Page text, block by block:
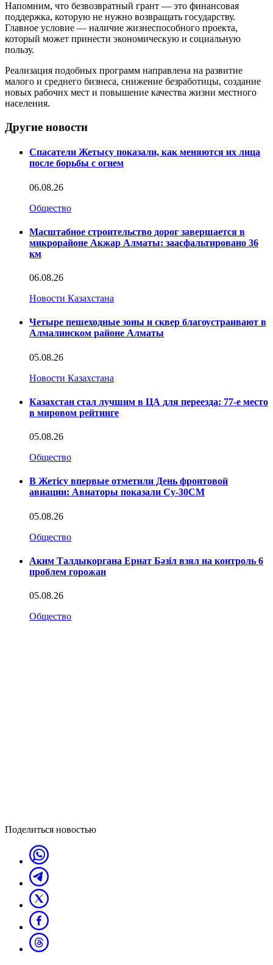
Напомним, что безвозвратный грант — это финансовая
поддержка, которую не нужно возвращать государству.
Главное условие — наличие жизнеспособного проекта,
который может принести экономическую и социальную
пользу.
Реализация подобных программ направлена на развитие
малого и среднего бизнеса, снижение безработицы, создание
новых рабочих мест и повышение качества жизни местного
населения.
Другие новости
Спасатели Жетысу показали, как меняются их лица
после борьбы с огнем
06.08.26
Общество
Масштабное строительство дорог завершается в
микрорайоне Акжар Алматы: заасфальтировано 36
км
06.08.26
Новости Казахстана
Четыре пешеходные зоны и сквер благоустраивают в
Алмалинском районе Алматы
05.08.26
Новости Казахстана
Казахстан стал лучшим в ЦА для переезда: 77-е место
в мировом рейтинге
05.08.26
Общество
В Жетісу впервые отметили День фронтовой
авиации: Авиаторы показали Су-30СМ
05.08.26
Общество
Аким Талдыкоргана Ернат Бәзіл взял на контроль 6
проблем горожан
05.08.26
Общество
Поделиться новостью